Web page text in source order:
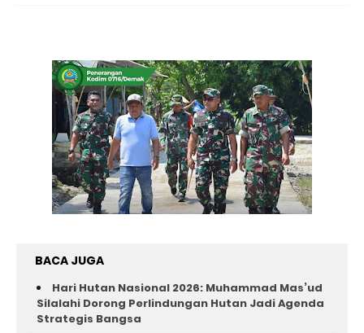
BACA JUGA
Hari Hutan Nasional 2026: Muhammad Mas’ud
Silalahi Dorong Perlindungan Hutan Jadi Agenda
Strategis Bangsa